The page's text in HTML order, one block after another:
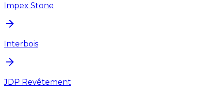
Impex Stone
Interbois
JDP Revêtement